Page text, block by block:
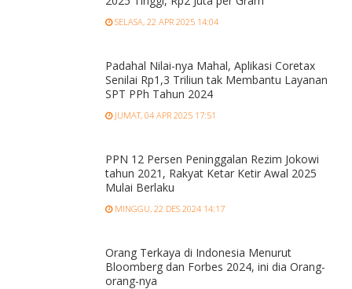
SELASA, 22 APR 2025 14:04
Padahal Nilai-nya Mahal, Aplikasi Coretax
Senilai Rp1,3 Triliun tak Membantu Layanan
SPT PPh Tahun 2024
JUMAT, 04 APR 2025 17:51
PPN 12 Persen Peninggalan Rezim Jokowi
tahun 2021, Rakyat Ketar Ketir Awal 2025
Mulai Berlaku
MINGGU, 22 DES 2024 14:17
Orang Terkaya di Indonesia Menurut
Bloomberg dan Forbes 2024, ini dia Orang-
orang-nya